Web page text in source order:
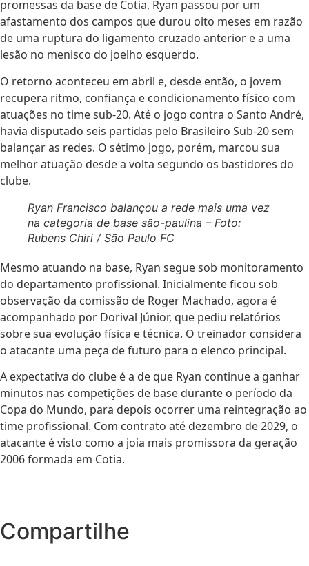
promessas da base de Cotia, Ryan passou por um
afastamento dos campos que durou oito meses em razão
de uma ruptura do ligamento cruzado anterior e a uma
lesão no menisco do joelho esquerdo.
O retorno aconteceu em abril e, desde então, o jovem
recupera ritmo, confiança e condicionamento físico com
atuações no time sub-20. Até o jogo contra o Santo André,
havia disputado seis partidas pelo Brasileiro Sub-20 sem
balançar as redes. O sétimo jogo, porém, marcou sua
melhor atuação desde a volta segundo os bastidores do
clube.
Ryan Francisco balançou a rede mais uma vez
na categoria de base são-paulina – Foto:
Rubens Chiri / São Paulo FC
Mesmo atuando na base, Ryan segue sob monitoramento
do departamento profissional. Inicialmente ficou sob
observação da comissão de Roger Machado, agora é
acompanhado por Dorival Júnior, que pediu relatórios
sobre sua evolução física e técnica. O treinador considera
o atacante uma peça de futuro para o elenco principal.
A expectativa do clube é a de que Ryan continue a ganhar
minutos nas competições de base durante o período da
Copa do Mundo, para depois ocorrer uma reintegração ao
time profissional. Com contrato até dezembro de 2029, o
atacante é visto como a joia mais promissora da geração
2006 formada em Cotia.
Compartilhe